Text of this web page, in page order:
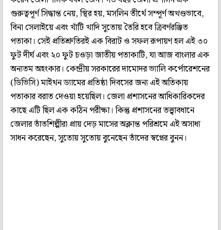
গুরুত্বপূর্ণ সিদ্ধান্ত নেয়, স্থির হয়, মসলিন তীর্থে সম্পূর্ণ অখণ্ডভাবে,
বিনা সেলাইয়ে এবং খাঁটি খাদি সুতোয় তৈরি হবে ত্রিবর্ণরঞ্জিত
পতাকা। সেই প্রতিশ্রুতিরই এক বিরাট ও সফল রূপায়ণ হল এই ৩০
ফুট দীর্ঘ এবং ২০ ফুট চওড়া জাতীয় পতাকাটি, যা আজ বাংলার এক
অন্যতম অহংকার। কেন্দ্রীয় সরকারের দামোদর ভ্যালি কর্পোরেশনের
(ডিভিসি) মাইথন ড্যামের প্রতিষ্ঠা দিবসের জন্য এই অতিকায়
পতাকার বরাত দেওয়া হয়েছিল। জেলা প্রশাসনের আধিকারিকদের
কাছে এটি ছিল এক কঠিন পরীক্ষা। কিন্তু প্রশাসনের তত্ত্বাবধানে
জেলার তাঁতশিল্পীরা প্রায় দেড় মাসের অক্লান্ত পরিশ্রমে এই অসাধ্য
সাধন করেছেন, সুতোয় সুতোয় বুনেছেন তাঁদের স্বপ্নের বুনন।